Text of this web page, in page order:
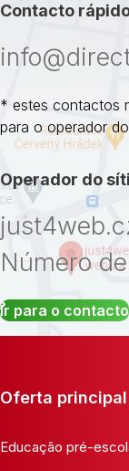
Contacto
* estes contactos
para o operador
Operador do
Número
Ir para o contacto
Oferta principal
Educação pré-